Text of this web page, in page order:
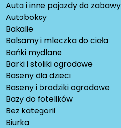
Auta i inne pojazdy do zabawy
Autoboksy
Bakalie
Balsamy i mleczka do ciała
Bańki mydlane
Barki i stoliki ogrodowe
Baseny dla dzieci
Baseny i brodziki ogrodowe
Bazy do fotelików
Bez kategorii
Biurka